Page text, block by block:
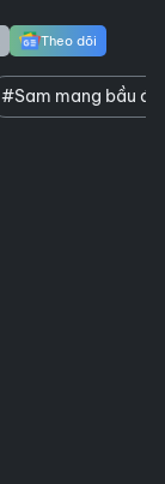
Theo dõi
#Sam mang bầu đôi